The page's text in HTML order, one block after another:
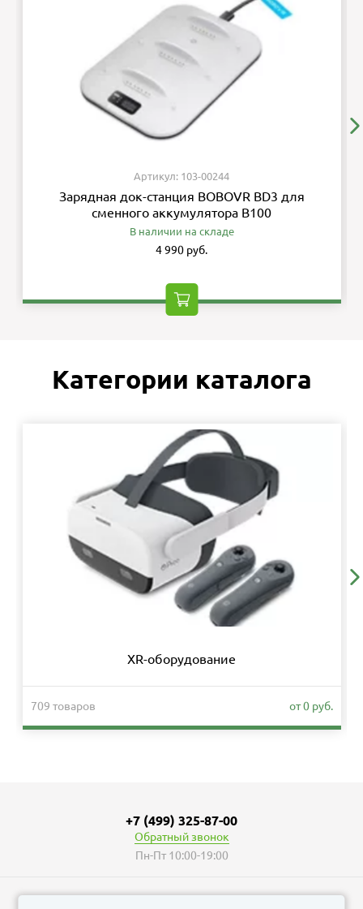
Артикул: 103-00244
Зарядная док-станция BOBOVR BD3 для
сменного аккумулятора B100
В наличии на складе
4 990 руб.
Категории каталога
XR-оборудование
709 товаров от 0 руб.
+7 (499) 325-87-00
Обратный звонок
Пн-Пт 10:00-19:00